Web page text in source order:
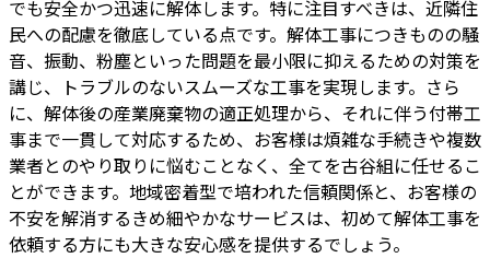
でも安全かつ迅速に解体します。特に注目すべきは、近隣住
民への配慮を徹底している点です。解体工事につきものの騒
音、振動、粉塵といった問題を最小限に抑えるための対策を
講じ、トラブルのないスムーズな工事を実現します。さら
に、解体後の産業廃棄物の適正処理から、それに伴う付帯工
事まで一貫して対応するため、お客様は煩雑な手続きや複数
業者とのやり取りに悩むことなく、全てを古谷組に任せるこ
とができます。地域密着型で培われた信頼関係と、お客様の
不安を解消するきめ細やかなサービスは、初めて解体工事を
依頼する方にも大きな安心感を提供するでしょう。